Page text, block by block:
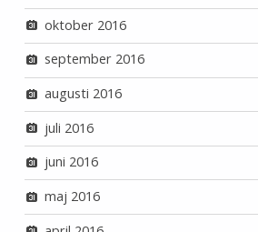
oktober 2016
september 2016
augusti 2016
juli 2016
juni 2016
maj 2016